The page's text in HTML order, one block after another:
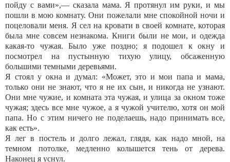
пойду с вами»,— сказала мама. Я протянул им руки, и мы
пошли в мою комнату. Они пожелали мне спокойной ночи и
поцеловали меня. Я сел на кровати в своей комнате, которая
была мне совсем незнакома. Книги были не мои, и одежда
какая-то чужая. Было уже поздно; я подошел к окну и
посмотрел на пустынную тихую улицу, обсаженную
большими темными деревьями.
Я стоял у окна и думал: «Может, это и мои папа и мама,
только они не знают, что я не их сын, и никогда не узнают.
Они мне чужие, и комната эта чужая, и улица за окном тоже
чужая; здесь все мне чужое, а я чужой учителю, хотя он мой
папа. Но с этим ничего не поделаешь, надо принимать все,
как есть».
Я лег в постель и долго лежал, глядя, как надо мной, на
темном потолке, медленно колышется тень от дерева.
Наконец я уснул.